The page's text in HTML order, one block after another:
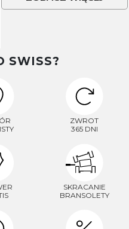
SWISS?
ZWROT
365 DNI
SKRACANIE
BRANSOLETY